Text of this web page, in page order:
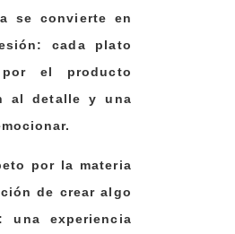
se convierte en
cada plato
el producto
al detalle y una
por la materia
de crear algo
una experiencia